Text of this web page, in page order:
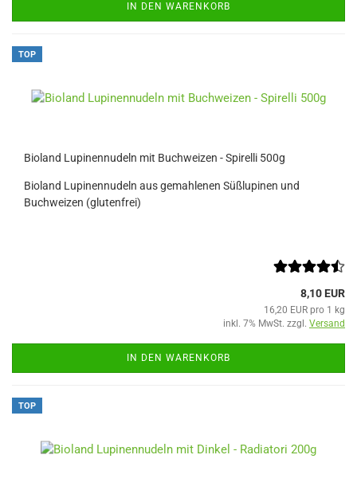
IN DEN WARENKORB
TOP
Bioland Lupinennudeln mit Buchweizen - Spirelli 500g
Bioland Lupinennudeln aus gemahlenen Süßlupinen und
Buchweizen (glutenfrei)
8,10 EUR
16,20 EUR pro 1 kg
inkl. 7% MwSt. zzgl. Versand
IN DEN WARENKORB
TOP